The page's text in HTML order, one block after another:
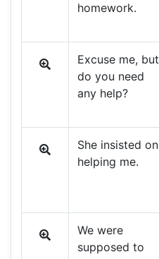
homework.
Excuse me, but
do you need
any help?
She insisted on
helping me.
We were
supposed to